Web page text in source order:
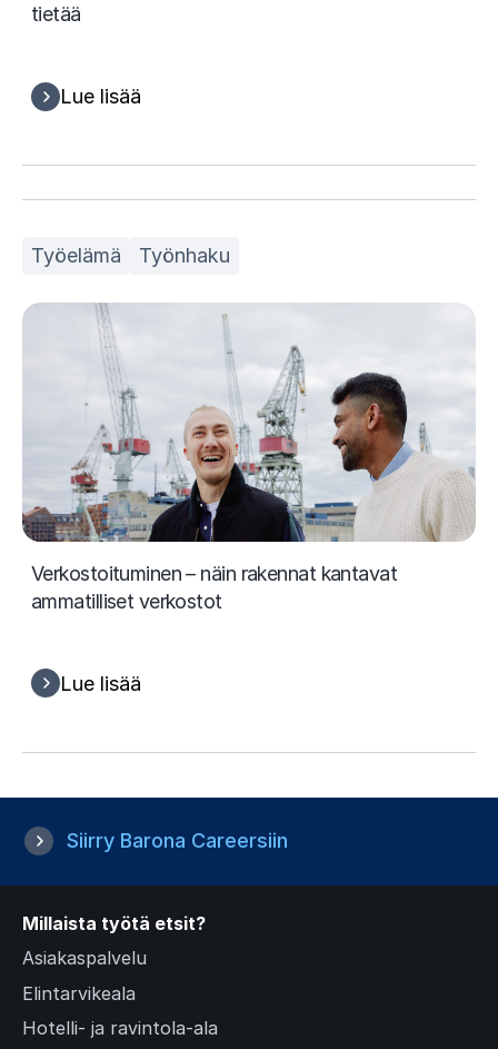
tietää
Lue lisää
Työelämä Työnhaku
Verkostoituminen – näin rakennat kantavat
ammatilliset verkostot
Lue lisää
Siirry Barona Careersiin
Millaista työtä etsit?
Asiakaspalvelu
Elintarvikeala
Hotelli- ja ravintola-ala